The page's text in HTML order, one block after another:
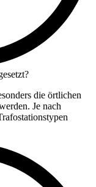
die örtlichen
Je nach